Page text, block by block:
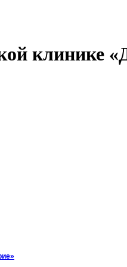
клинике